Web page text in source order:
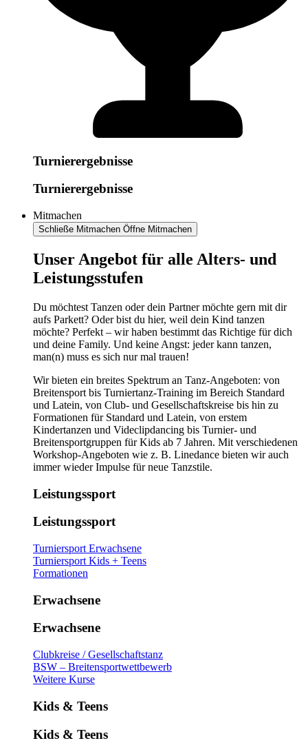
Turnierergebnisse
Turnierergebnisse
Mitmachen
Schließe Mitmachen Öffne Mitmachen
​​​Unser Angebot für alle Alters- und
Leistungsstufen
Du möchtest Tanzen oder dein Partner möchte gern mit dir
aufs Parkett? Oder bist du hier, weil dein Kind tanzen
möchte? Perfekt – wir haben bestimmt das Richtige für dich
und deine Family. Und keine Angst: jeder kann tanzen,
man(n) muss es sich nur mal trauen!
Wir bieten ein breites Spektrum an Tanz-Angeboten: von
Breitensport bis Turniertanz-Training im Bereich Standard
und Latein, von Club- und Gesellschaftskreise bis hin zu
Formationen für Standard und Latein, von erstem
Kindertanzen und Videclipdancing bis Turnier- und
Breitensportgruppen für Kids ab 7 Jahren. Mit verschiedenen
Workshop-Angeboten wie z. B. Linedance bieten wir auch
immer wieder Impulse für neue Tanzstile.
Leistungssport
Leistungssport
Turniersport Erwachsene
Turniersport Kids + Teens
Formationen
Erwachsene
Erwachsene
Clubkreise / Gesellschaftstanz
BSW – Breitensportwettbewerb
Weitere Kurse
Kids & Teens
Kids & Teens